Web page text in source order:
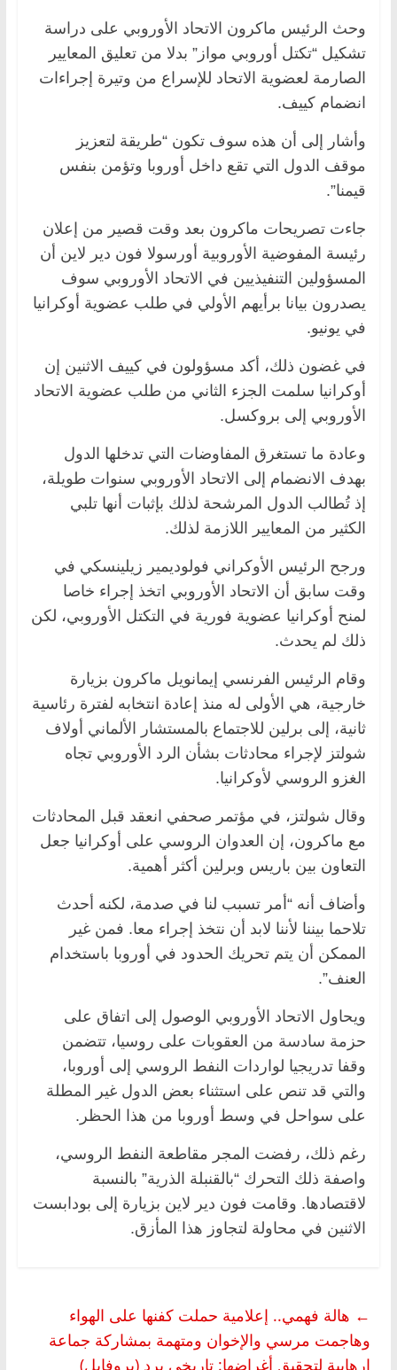
وحث الرئيس ماكرون الاتحاد الأوروبي على دراسة
تشكيل “تكتل أوروبي مواز” بدلا من تعليق المعايير
الصارمة لعضوية الاتحاد للإسراع من وتيرة إجراءات
انضمام كييف.
وأشار إلى أن هذه سوف تكون “طريقة لتعزيز
موقف الدول التي تقع داخل أوروبا وتؤمن بنفس
قيمنا”.
جاءت تصريحات ماكرون بعد وقت قصير من إعلان
رئيسة المفوضية الأوروبية أورسولا فون دير لاين أن
المسؤولين التنفيذيين في الاتحاد الأوروبي سوف
يصدرون بيانا برأيهم الأولي في طلب عضوية أوكرانيا
في يونيو.
في غضون ذلك، أكد مسؤولون في كييف الاثنين إن
أوكرانيا سلمت الجزء الثاني من طلب عضوية الاتحاد
الأوروبي إلى بروكسل.
وعادة ما تستغرق المفاوضات التي تدخلها الدول
بهدف الانضمام إلى الاتحاد الأوروبي سنوات طويلة،
إذ تُطالب الدول المرشحة لذلك بإثبات أنها تلبي
الكثير من المعايير اللازمة لذلك.
ورجح الرئيس الأوكراني فولوديمير زيلينسكي في
وقت سابق أن الاتحاد الأوروبي اتخذ إجراء خاصا
لمنح أوكرانيا عضوية فورية في التكتل الأوروبي، لكن
ذلك لم يحدث.
وقام الرئيس الفرنسي إيمانويل ماكرون بزيارة
خارجية، هي الأولى له منذ إعادة انتخابه لفترة رئاسية
ثانية، إلى برلين للاجتماع بالمستشار الألماني أولاف
شولتز لإجراء محادثات بشأن الرد الأوروبي تجاه
الغزو الروسي لأوكرانيا.
وقال شولتز، في مؤتمر صحفي انعقد قبل المحادثات
مع ماكرون، إن العدوان الروسي على أوكرانيا جعل
التعاون بين باريس وبرلين أكثر أهمية.
وأضاف أنه “أمر تسبب لنا في صدمة، لكنه أحدث
تلاحما بيننا لأننا لابد أن نتخذ إجراء معا. فمن غير
الممكن أن يتم تحريك الحدود في أوروبا باستخدام
العنف”.
ويحاول الاتحاد الأوروبي الوصول إلى اتفاق على
حزمة سادسة من العقوبات على روسيا، تتضمن
وقفا تدريجيا لواردات النفط الروسي إلى أوروبا،
والتي قد تنص على استثناء بعض الدول غير المطلة
على سواحل في وسط أوروبا من هذا الحظر.
رغم ذلك، رفضت المجر مقاطعة النفط الروسي،
واصفة ذلك التحرك “بالقنبلة الذرية” بالنسبة
لاقتصادها. وقامت فون دير لاين بزيارة إلى بودابست
الاثنين في محاولة لتجاوز هذا المأزق.
← هالة فهمي.. إعلامية حملت كفنها على الهواء
وهاجمت مرسي والإخوان ومتهمة بمشاركة جماعة
إرهابية لتحقيق أغراضها: تاريخي يرد (بروفايل)